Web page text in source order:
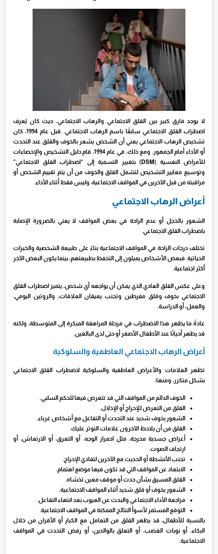
لا يوجد فارق كبير بين القلق الاجتماعي والرهاب الاجتماعي، حيث كان يُعرف
اضطراب القلق الاجتماعي سابقًا باسم الرهاب الاجتماعي. قبل عام 1994، كان
تشخيص الرهاب الاجتماعي يعني أن الشخص يشعر بالخوف والقلق عند التحدث
أو الأداء أمام الجمهور. ومع ذلك، في عام 1994، قام دليل التشخيص والإحصاءات
للأمراض النفسية (DSM) بتغيير التسمية إلى “اضطراب القلق الاجتماعي”
وتوسيع معايير التشخيص لتشمل القلق والخوف من أن يتم تقييم الشخص أو
مراقبته من قبل الآخرين في المواقف الاجتماعية، وليس فقط أثناء الأداء.
أعراض الرهاب الاجتماعي
الشعور بالخجل أو عدم الراحة في بعض المواقف لا يعني بالضرورة الإصابة
باضطراب القلق الاجتماعي.
تختلف درجات الراحة في المواقف الاجتماعية بناءً على طبيعة الشخصية والخبرات
الحياتية. فبعض الأشخاص يميلون إلى التحفظ بطبيعتهم، بينما يكون البعض الآخر
أكثر اجتماعية.
وعلى عكس القلق العادي الذي يمكن أن يواجهه أي شخص، يتميز اضطراب القلق
الاجتماعي بخوف وقلق مفرطين وتجنب يعيقان العلاقات، والروتين اليومي،
والعمل، أو الدراسة.
عادةً ما يظهر هذا الاضطراب في مرحلة المراهقة المبكرة إلى المتوسطة، ولكنه
قد يظهر أحيانًا عند الأطفال الأصغر أو حتى لدى البالغين.
أعراض الرهاب الاجتماعي العاطفية والسلوكية
تظهر العلامات والأعراض العاطفية والسلوكية لاضطراب القلق الاجتماعي
بشكل متكرر، ومنها:
الخوف الدائم من المواقف التي قد تتعرض فيها للحكم السلبي.
القلق من التعرض للإحراج أو الإذلال.
الشعور بخوف شديد عند التحدث أو التفاعل مع أشخاص غرباء.
القلق من أن يلاحظ الآخرون علامات التوتر عليك.
أعراض جسدية محرجة، مثل احمرار الوجه، أو التعرق، أو الارتعاش، أو
ارتجاف الصوت.
تجنب الأنشطة أو الحديث مع الآخرين لتفادي الإحراج.
الابتعاد عن المواقف التي قد تكون فيها موضع اهتمام.
القلق المسبق بشأن حدث أو موقف معين تخشاه.
الشعور بخوف أو قلق شديد أثناء المواقف الاجتماعية.
مراجعة الأداء الاجتماعي والبحث عن العيوب بعد انتهاء التفاعل.
التوقع المستمر لأسوأ النتائج الممكنة في المواقف الاجتماعية.
بالنسبة للأطفال، قد يظهر القلق من التعامل مع الكبار أو الأقران من خلال
البكاء، أو نوبات الغضب، أو التعلق بالوالدين، أو رفض التحدث في المواقف
الاجتماعية.